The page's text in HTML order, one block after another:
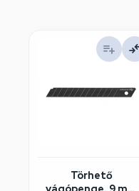
Törhető